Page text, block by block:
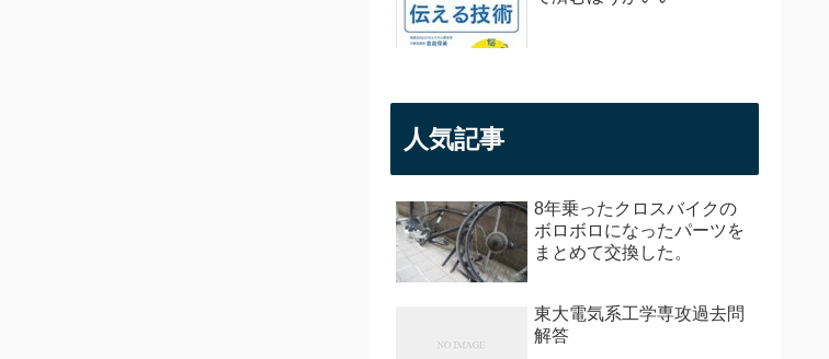
人気記事
8年乗ったクロスバイクの
ボロボロになったパーツを
まとめて交換した。
東大電気系工学専攻過去問
解答